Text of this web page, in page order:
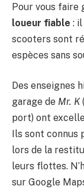
Pour vous faire
loueur fiable :
scooters sont
espèces sans
Des enseignes
garage de Mr. K
port) ont
Ils sont
lors de la
leurs flottes.
sur Google